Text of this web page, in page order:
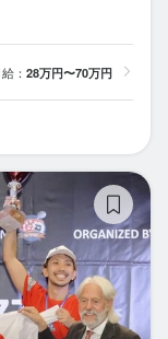
： 28万円〜70万円